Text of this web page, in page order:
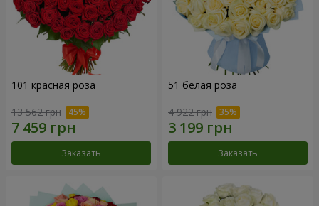
101 красная роза
13 562 грн
Заказать
51 белая роза
4 922 грн
Заказать